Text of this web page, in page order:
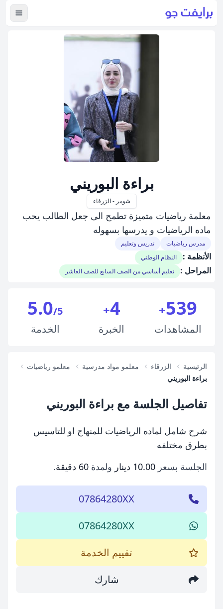
عرض
براءة البوريني
شومر - الزرقاء
معلمة رياضيات متميزة تطمح الى جعل الطالب يحب
ماده الرياضيات و يدرسها بسهوله
مدرس رياضيات تدريس وتعليم
الأنظمة : النظام الوطني
المراحل : تعليم أساسي من الصف السابع للصف العاشر
539
+
المشاهدات
4
+
الخبرة
5.0/5
الخدمة
الرئيسية الزرقاء معلمو مواد مدرسية
معلمو رياضيات
براءة البوريني
تفاصيل الجلسة مع براءة البوريني
شرح شامل لماده الرياضيات للمنهاج او للتاسيس
بطرق مختلفه
الجلسة بسعر 10.00 دينار ولمدة 60 دقيقة .
07864280XX
07864280XX
تقييم الخدمة
شارك